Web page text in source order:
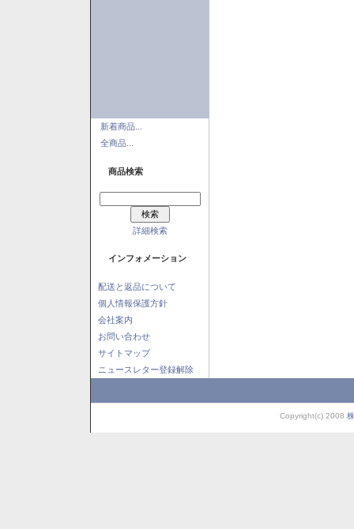
新着商品...
全商品...
商品検索
詳細検索
インフォメーション
配送と返品について
個人情報保護方針
会社案内
お問い合わせ
サイトマップ
ニュースレター登録解除
Copyright(c) 2008